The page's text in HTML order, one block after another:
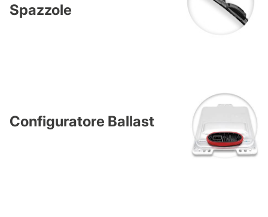
Spazzole
Configuratore Ballast